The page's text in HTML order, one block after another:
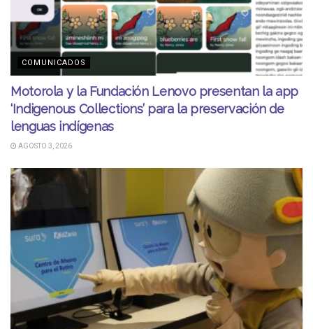
COMUNICADOS
Motorola y la Fundación Lenovo presentan la app
‘Indigenous Collections’ para la preservación de
lenguas indígenas
AGOSTO 3, 2026